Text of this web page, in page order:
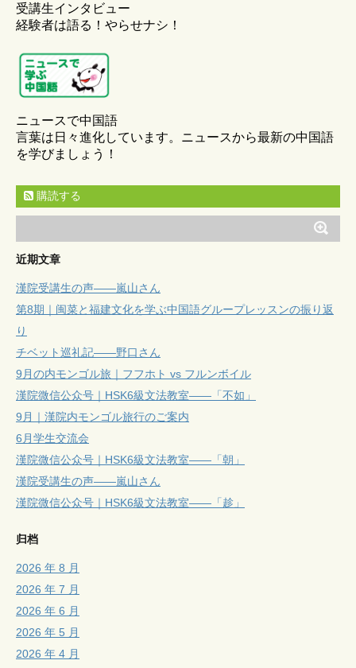
受講生インタビュー
経験者は語る！やらせナシ！
ニュースで中国語
言葉は日々進化しています。ニュースから最新の中国語
を学びましょう！
購読する
近期文章
漢院受講生の声——嵐山さん
第8期｜闽菜と福建文化を学ぶ中国語グループレッスンの振り返
り
チベット巡礼記——野口さん
9月の内モンゴル旅｜フフホト vs フルンボイル
漢院微信公众号｜HSK6級文法教室——「不如」
9月｜漢院内モンゴル旅行のご案内
6月学生交流会
漢院微信公众号｜HSK6級文法教室——「朝」
漢院受講生の声——嵐山さん
漢院微信公众号｜HSK6級文法教室——「趁」
归档
2026 年 8 月
2026 年 7 月
2026 年 6 月
2026 年 5 月
2026 年 4 月